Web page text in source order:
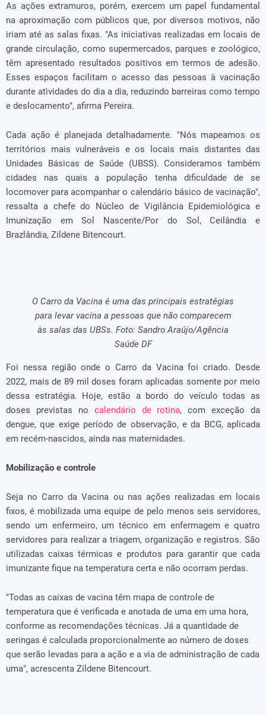
As ações extramuros, porém, exercem um papel fundamental
na aproximação com públicos que, por diversos motivos, não
iriam até as salas fixas. "As iniciativas realizadas em locais de
grande circulação, como supermercados, parques e zoológico,
têm apresentado resultados positivos em termos de adesão.
Esses espaços facilitam o acesso das pessoas à vacinação
durante atividades do dia a dia, reduzindo barreiras como tempo
e deslocamento", afirma Pereira.
Cada ação é planejada detalhadamente. "Nós mapeamos os
territórios mais vulneráveis e os locais mais distantes das
Unidades Básicas de Saúde (UBSS). Consideramos também
cidades nas quais a população tenha dificuldade de se
locomover para acompanhar o calendário básico de vacinação",
ressalta a chefe do Núcleo de Vigilância Epidemiológica e
Imunização em Sol Nascente/Por do Sol, Ceilândia e
Brazlândia, Zildene Bitencourt.
O Carro da Vacina é uma das principais estratégias
para levar vacina a pessoas que não comparecem
às salas das UBSs. Foto: Sandro Araújo/Agência
Saúde DF
Foi nessa região onde o Carro da Vacina foi criado. Desde
2022, mais de 89 mil doses foram aplicadas somente por meio
dessa estratégia. Hoje, estão a bordo do veículo todas as
doses previstas no calendário de rotina, com exceção da
dengue, que exige período de observação, e da BCG, aplicada
em recém-nascidos, ainda nas maternidades.
Mobilização e controle
Seja no Carro da Vacina ou nas ações realizadas em locais
fixos, é mobilizada uma equipe de pelo menos seis servidores,
sendo um enfermeiro, um técnico em enfermagem e quatro
servidores para realizar a triagem, organização e registros. São
utilizadas caixas térmicas e produtos para garantir que cada
imunizante fique na temperatura certa e não ocorram perdas.
"Todas as caixas de vacina têm mapa de controle de
temperatura que é verificada e anotada de uma em uma hora,
conforme as recomendações técnicas. Já a quantidade de
seringas é calculada proporcionalmente ao número de doses
que serão levadas para a ação e a via de administração de cada
uma", acrescenta Zildene Bitencourt.